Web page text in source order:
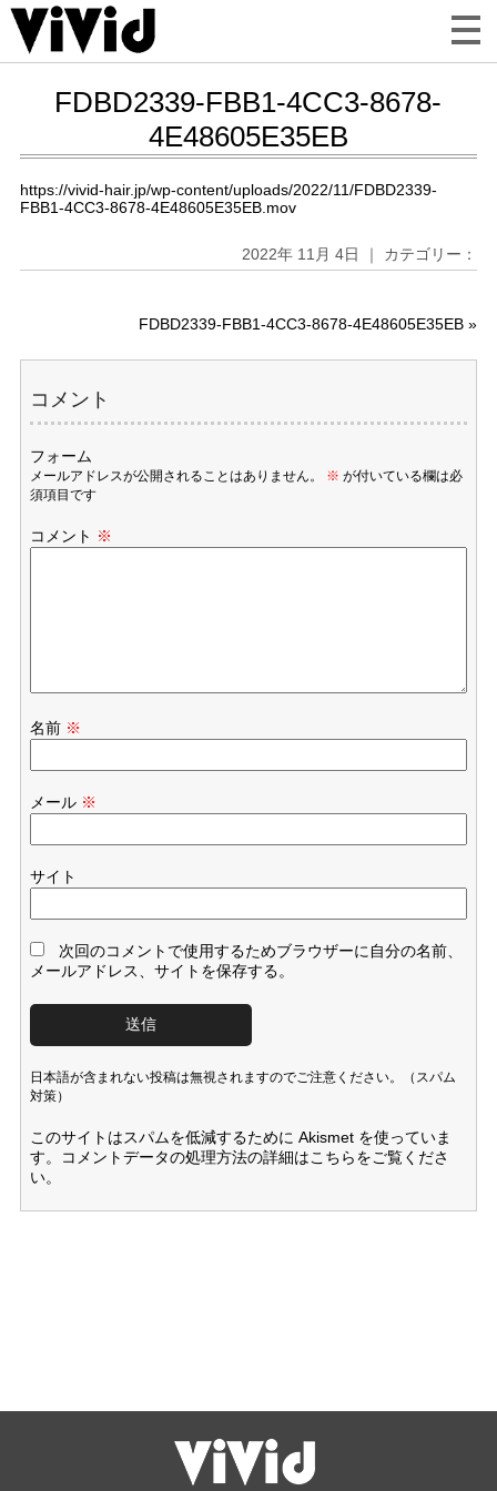
FDBD2339-FBB1-4CC3-8678-
4E48605E35EB
https://vivid-hair.jp/wp-content/uploads/2022/11/FDBD2339-
FBB1-4CC3-8678-4E48605E35EB.mov
2022年 11月 4日 ｜ カテゴリー：
FDBD2339-FBB1-4CC3-8678-4E48605E35EB »
コメント
フォーム
メールアドレスが公開されることはありません。 ※ が付いている欄は必
須項目です
コメント ※
名前 ※
メール ※
サイト
次回のコメントで使用するためブラウザーに自分の名前、
メールアドレス、サイトを保存する。
日本語が含まれない投稿は無視されますのでご注意ください。（スパム
対策）
このサイトはスパムを低減するために Akismet を使っていま
す。
コメントデータの処理方法の詳細はこちらをご覧くださ
い。